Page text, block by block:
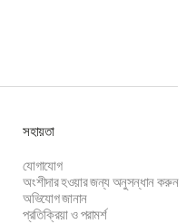
সহায়তা
যোগাযোগ
অংশীদার হওয়ার জন্য অনুসন্ধান করুন
অভিযোগ জানান
প্রতিক্রিয়া ও পরামর্শ